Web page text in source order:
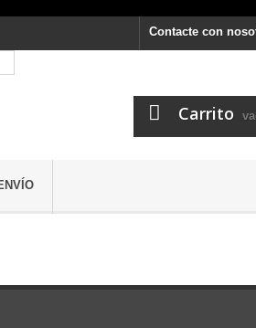
Contacte con
Carrito